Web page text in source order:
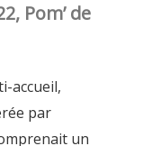
Pom’ de
accueil,
par
un